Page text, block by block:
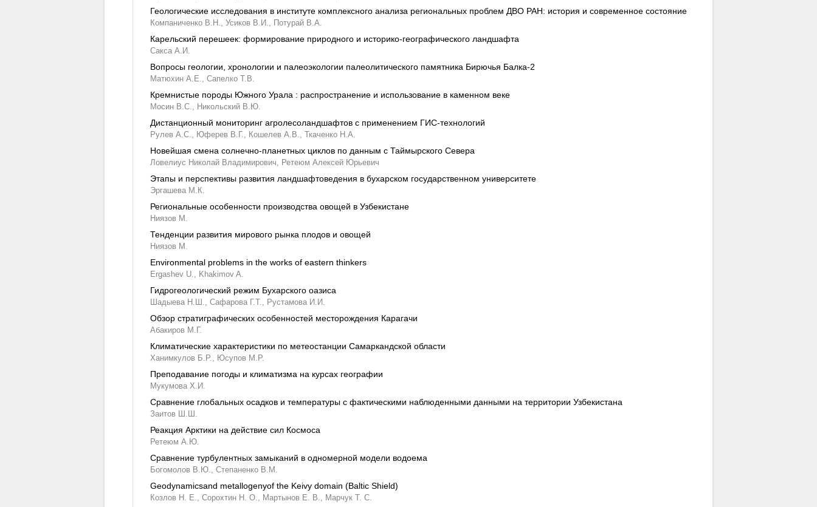
Геологические исследования в институте комплексного анализа региональных проблем ДВО РАН: история и современное состояние
Компаниченко В.Н., Усиков В.И., Потурай В.А.
Карельский перешеек: формирование природного и историко-географического ландшафта
Сакса А.И.
Вопросы геологии, хронологии и палеоэкологии палеолитического памятника Бирючья Балка-2
Матюхин А.Е., Сапелко Т.В.
Кремнистые породы Южного Урала : распространение и использование в каменном веке
Мосин В.С., Никольский В.Ю.
Дистанционный мониторинг агролесоландшафтов с применением ГИС-технологий
Рулев А.С., Юферев В.Г., Кошелев А.В., Ткаченко Н.А.
Новейшая смена солнечно-планетных циклов по данным с Таймырского Севера
Ловелиус Николай Владимирович, Ретеюм Алексей Юрьевич
Этапы и перспективы развития ландшафтоведения в бухарском государственном университете
Эргашева М.К.
Региональные особенности производства овощей в Узбекистане
Ниязов М.
Тенденции развития мирового рынка плодов и овощей
Ниязов М.
Environmental problems in the works of eastern thinkers
Ergashev U., Khakimov A.
Гидрогеологический режим Бухарского оазиса
Шадыева Н.Ш., Сафарова Г.Т., Рустамова И.И.
Обзор стратиграфических особенностей месторождения Карагачи
Абакиров М.Г.
Климатические характеристики по метеостанции Самаркандской области
Ханимкулов Б.Р., Юсупов М.Р.
Преподавание погоды и климатизма на курсах географии
Мукумова Х.И.
Сравнение глобальных осадков и температуры с фактическими наблюденными данными на территории Узбекистана
Заитов Ш.Ш.
Реакция Арктики на действие сил Космоса
Ретеюм А.Ю.
Сравнение турбулентных замыканий в одномерной модели водоема
Богомолов В.Ю., Степаненко В.М.
Geodynamicsand metallogenyof the Keivy domain (Baltic Shield)
Козлов Н. Е., Сорохтин Н. О., Мартынов Е. В., Марчук Т. С.